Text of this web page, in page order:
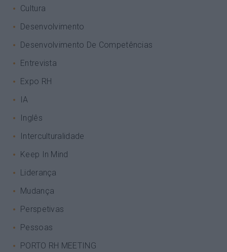
Cultura
Desenvolvimento
Desenvolvimento De Competências
Entrevista
Expo RH
IA
Inglês
Interculturalidade
Keep In Mind
Liderança
Mudança
Perspetivas
Pessoas
PORTO RH MEETING